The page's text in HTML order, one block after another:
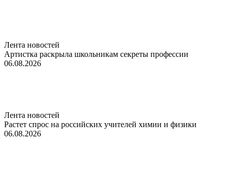
Лента новостей
Артистка раскрыла школьникам секреты профессии
06.08.2026
Лента новостей
Растет спрос на российских учителей химии и физики
06.08.2026